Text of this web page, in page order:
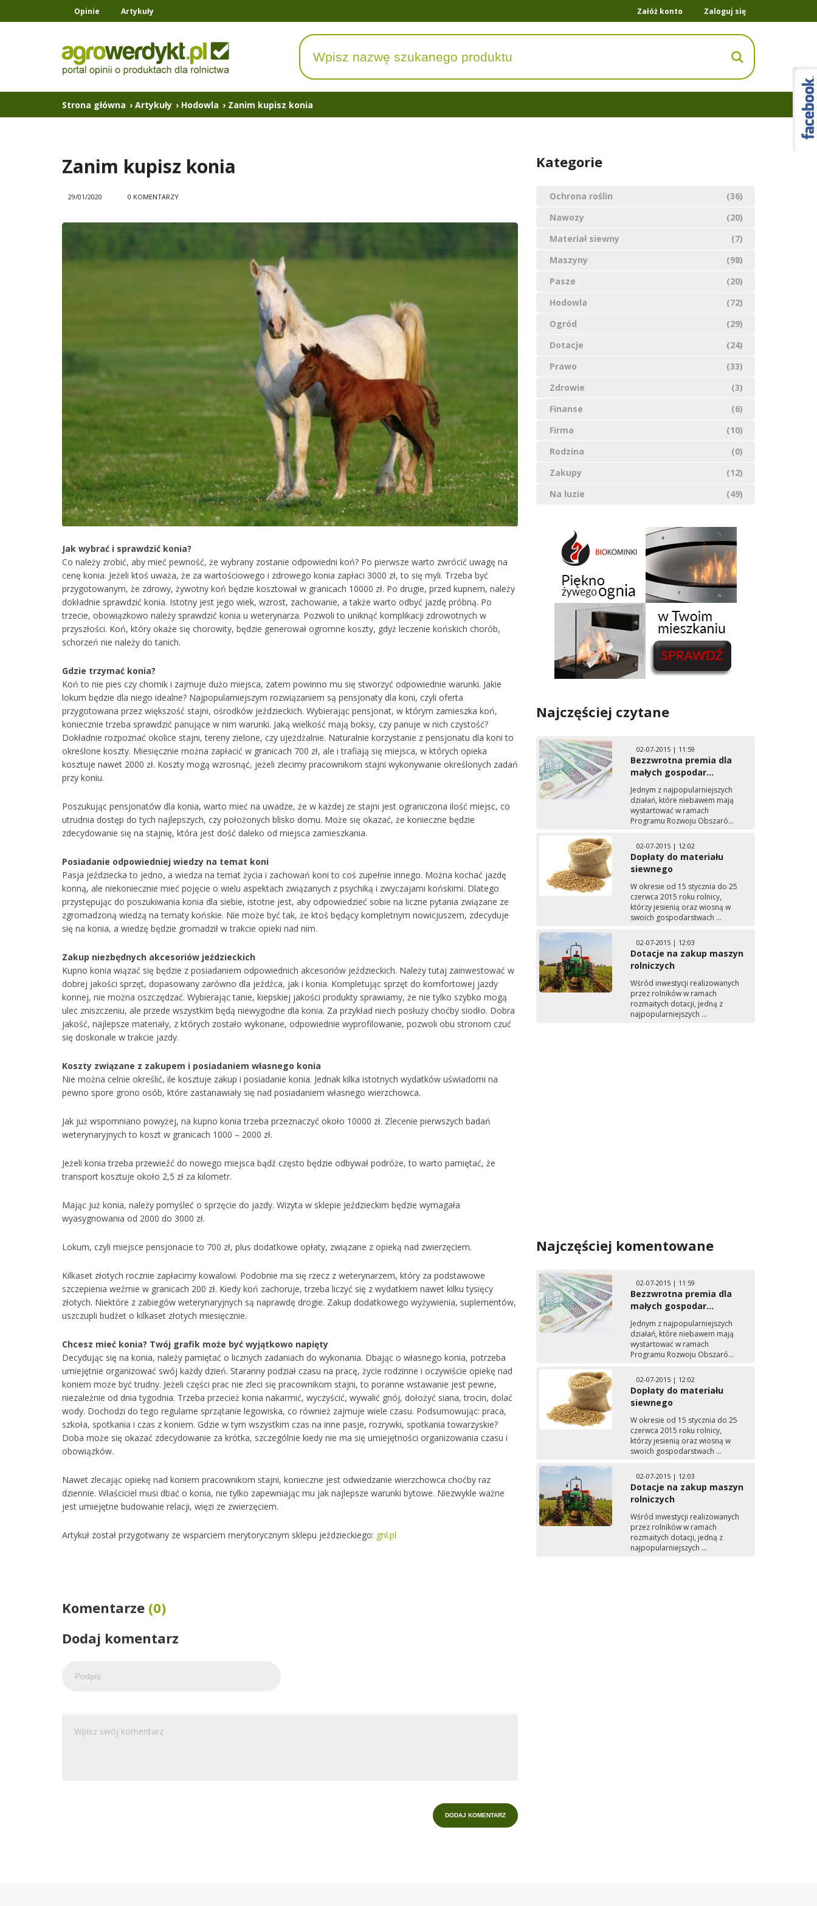
Opinie Artykuły Zaloguj się
Załóż konto
Strona główna › Artykuły › Hodowla › Zanim kupisz konia
Zanim kupisz konia
29/01/2020 0 KOMENTARZY
Jak wybrać i sprawdzić konia?
Co należy zrobić, aby mieć pewność, że wybrany zostanie odpowiedni koń? Po pierwsze warto zwrócić uwagę na
cenę konia. Jeżeli ktoś uważa, że za wartościowego i zdrowego konia zapłaci 3000 zł, to się myli. Trzeba być
przygotowanym, że zdrowy, żywotny koń będzie kosztował w granicach 10000 zł. Po drugie, przed kupnem, należy
dokładnie sprawdzić konia. Istotny jest jego wiek, wzrost, zachowanie, a także warto odbyć jazdę próbną. Po
trzecie, obowiązkowo należy sprawdzić konia u weterynarza. Pozwoli to uniknąć komplikacji zdrowotnych w
przyszłości. Koń, który okaże się chorowity, będzie generował ogromne koszty, gdyż leczenie końskich chorób,
schorzeń nie należy do tanich.
Gdzie trzymać konia?
Koń to nie pies czy chomik i zajmuje dużo miejsca, zatem powinno mu się stworzyć odpowiednie warunki. Jakie
lokum będzie dla niego idealne? Najpopularniejszym rozwiązaniem są pensjonaty dla koni, czyli oferta
przygotowana przez większość stajni, ośrodków jeździeckich. Wybierając pensjonat, w którym zamieszka koń,
koniecznie trzeba sprawdzić panujące w nim warunki. Jaką wielkość mają boksy, czy panuje w nich czystość?
Dokładnie rozpoznać okolice stajni, tereny zielone, czy ujeżdżalnie. Naturalnie korzystanie z pensjonatu dla koni to
określone koszty. Miesięcznie można zapłacić w granicach 700 zł, ale i trafiają się miejsca, w których opieka
kosztuje nawet 2000 zł. Koszty mogą wzrosnąć, jeżeli zlecimy pracownikom stajni wykonywanie określonych zadań
przy koniu.
Poszukując pensjonatów dla konia, warto mieć na uwadze, że w każdej ze stajni jest ograniczona ilość miejsc, co
utrudnia dostęp do tych najlepszych, czy położonych blisko domu. Może się okazać, że konieczne będzie
zdecydowanie się na stajnię, która jest dość daleko od miejsca zamieszkania.
Posiadanie odpowiedniej wiedzy na temat koni
Pasja jeździecka to jedno, a wiedza na temat życia i zachowań koni to coś zupełnie innego. Można kochać jazdę
konną, ale niekoniecznie mieć pojęcie o wielu aspektach związanych z psychiką i zwyczajami końskimi. Dlatego
przystępując do poszukiwania konia dla siebie, istotne jest, aby odpowiedzieć sobie na liczne pytania związane ze
zgromadzoną wiedzą na tematy końskie. Nie może być tak, że ktoś będący kompletnym nowicjuszem, zdecyduje
się na konia, a wiedzę będzie gromadził w trakcie opieki nad nim.
Zakup niezbędnych akcesoriów jeździeckich
Kupno konia wiązać się będzie z posiadaniem odpowiednich akcesoriów jeździeckich. Należy tutaj zainwestować w
dobrej jakości sprzęt, dopasowany zarówno dla jeźdźca, jak i konia. Kompletując sprzęt do komfortowej jazdy
konnej, nie można oszczędzać. Wybierając tanie, kiepskiej jakości produkty sprawiamy, że nie tylko szybko mogą
ulec zniszczeniu, ale przede wszystkim będą niewygodne dla konia. Za przykład niech posłuży choćby siodło. Dobra
jakość, najlepsze materiały, z których zostało wykonane, odpowiednie wyprofilowanie, pozwoli obu stronom czuć
się doskonale w trakcie jazdy.
Koszty związane z zakupem i posiadaniem własnego konia
Nie można celnie określić, ile kosztuje zakup i posiadanie konia. Jednak kilka istotnych wydatków uświadomi na
pewno spore grono osób, które zastanawiały się nad posiadaniem własnego wierzchowca.
Jak już wspomniano powyżej, na kupno konia trzeba przeznaczyć około 10000 zł. Zlecenie pierwszych badań
weterynaryjnych to koszt w granicach 1000 – 2000 zł.
Jeżeli konia trzeba przewieźć do nowego miejsca bądź często będzie odbywał podróże, to warto pamiętać, że
transport kosztuje około 2,5 zł za kilometr.
Mając już konia, należy pomyśleć o sprzęcie do jazdy. Wizyta w sklepie jeździeckim będzie wymagała
wyasygnowania od 2000 do 3000 zł.
Lokum, czyli miejsce pensjonacie to 700 zł, plus dodatkowe opłaty, związane z opieką nad zwierzęciem.
Kilkaset złotych rocznie zapłacimy kowalowi. Podobnie ma się rzecz z weterynarzem, który za podstawowe
szczepienia weźmie w granicach 200 zł. Kiedy koń zachoruje, trzeba liczyć się z wydatkiem nawet kilku tysięcy
złotych. Niektóre z zabiegów weterynaryjnych są naprawdę drogie. Zakup dodatkowego wyżywienia, suplementów,
uszczupli budżet o kilkaset złotych miesięcznie.
Chcesz mieć konia? Twój grafik może być wyjątkowo napięty
Decydując się na konia, należy pamiętać o licznych zadaniach do wykonania. Dbając o własnego konia, potrzeba
umiejętnie organizować swój każdy dzień. Staranny podział czasu na pracę, życie rodzinne i oczywiście opiekę nad
koniem może być trudny. Jeżeli części prac nie zleci się pracownikom stajni, to poranne wstawanie jest pewne,
niezależnie od dnia tygodnia. Trzeba przecież konia nakarmić, wyczyścić, wywalić gnój, dołożyć siana, trocin, dolać
wody. Dochodzi do tego regularne sprzątanie legowiska, co również zajmuje wiele czasu. Podsumowując: praca,
szkoła, spotkania i czas z koniem. Gdzie w tym wszystkim czas na inne pasje, rozrywki, spotkania towarzyskie?
Doba może się okazać zdecydowanie za krótka, szczególnie kiedy nie ma się umiejętności organizowania czasu i
obowiązków.
Nawet zlecając opiekę nad koniem pracownikom stajni, konieczne jest odwiedzanie wierzchowca choćby raz
dziennie. Właściciel musi dbać o konia, nie tylko zapewniając mu jak najlepsze warunki bytowe. Niezwykle ważne
jest umiejętne budowanie relacji, więzi ze zwierzęciem.
Artykuł został przygotwany ze wsparciem merytorycznym sklepu jeździeckiego: gnl.pl
Komentarze (0)
Dodaj komentarz
Kategorie
Ochrona roślin
(36)
Nawozy
(20)
Materiał siewny
(7)
Maszyny
(98)
Pasze
(20)
Hodowla
(72)
Ogród
(29)
Dotacje
(24)
Prawo
(33)
Zdrowie
(3)
Finanse
(6)
Firma
(10)
Rodzina
(0)
Zakupy
(12)
Na luzie
(49)
Najczęściej czytane
02-07-2015 | 11:59
Bezzwrotna premia dla
małych gospodar...
Jednym z najpopularniejszych
działań, które niebawem mają
wystartować w ramach
Programu Rozwoju Obszaró...
02-07-2015 | 12:02
Dopłaty do materiału
siewnego
W okresie od 15 stycznia do 25
czerwca 2015 roku rolnicy,
którzy jesienią oraz wiosną w
swoich gospodarstwach ...
02-07-2015 | 12:03
Dotacje na zakup maszyn
rolniczych
Wśród inwestycji realizowanych
przez rolników w ramach
rozmaitych dotacji, jedną z
najpopularniejszych ...
Najczęściej komentowane
02-07-2015 | 11:59
Bezzwrotna premia dla
małych gospodar...
Jednym z najpopularniejszych
działań, które niebawem mają
wystartować w ramach
Programu Rozwoju Obszaró...
02-07-2015 | 12:02
Dopłaty do materiału
siewnego
W okresie od 15 stycznia do 25
czerwca 2015 roku rolnicy,
którzy jesienią oraz wiosną w
swoich gospodarstwach ...
02-07-2015 | 12:03
Dotacje na zakup maszyn
rolniczych
Wśród inwestycji realizowanych
przez rolników w ramach
rozmaitych dotacji, jedną z
najpopularniejszych ...